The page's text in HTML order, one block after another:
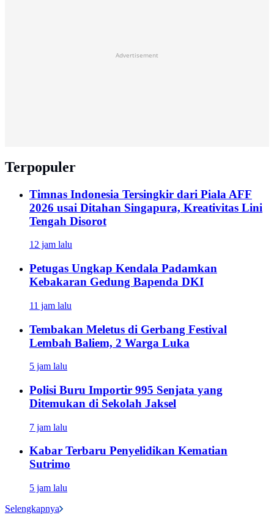
Advertisement
Terpopuler
Timnas Indonesia Tersingkir dari Piala AFF
2026 usai Ditahan Singapura, Kreativitas Lini
Tengah Disorot
12 jam lalu
Petugas Ungkap Kendala Padamkan
Kebakaran Gedung Bapenda DKI
11 jam lalu
Tembakan Meletus di Gerbang Festival
Lembah Baliem, 2 Warga Luka
5 jam lalu
Polisi Buru Importir 995 Senjata yang
Ditemukan di Sekolah Jaksel
7 jam lalu
Kabar Terbaru Penyelidikan Kematian
Sutrimo
5 jam lalu
Selengkapnya